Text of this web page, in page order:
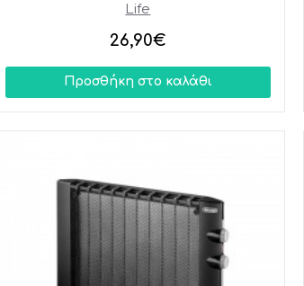
Life
26,90€
Προσθήκη στο καλάθι